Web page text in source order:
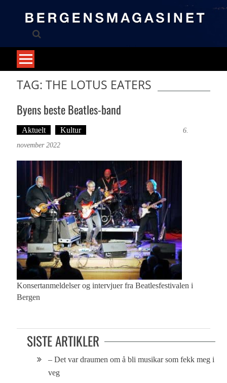
TAG: THE LOTUS EATERS
Byens beste Beatles-band
Aktuelt Kultur
6.
november 2022
Konsertanmeldelser og intervjuer fra Beatlesfestivalen i
Bergen
SISTE ARTIKLER
– Det var draumen om å bli musikar som fekk meg i
veg